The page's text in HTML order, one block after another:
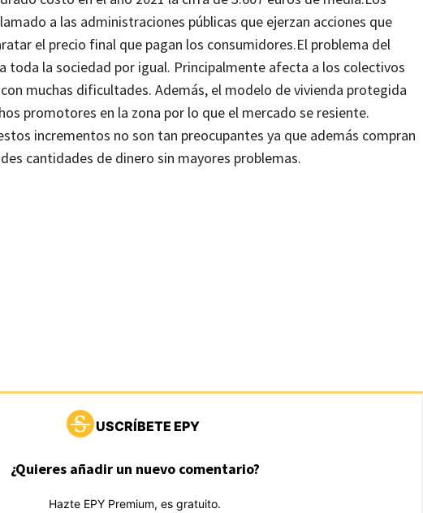
a las administraciones públicas que ejerzan acciones que
el precio final que pagan los consumidores.El problema del
toda la sociedad por igual. Principalmente afecta a los colectivos
muchas dificultades. Además, el modelo de vivienda protegida
promotores en la zona por lo que el mercado se resiente.
incrementos no son tan preocupantes ya que además compran
cantidades de dinero sin mayores problemas.
USCRÍBETE EPY
¿Quieres añadir un nuevo comentario?
Hazte EPY Premium, es gratuito.